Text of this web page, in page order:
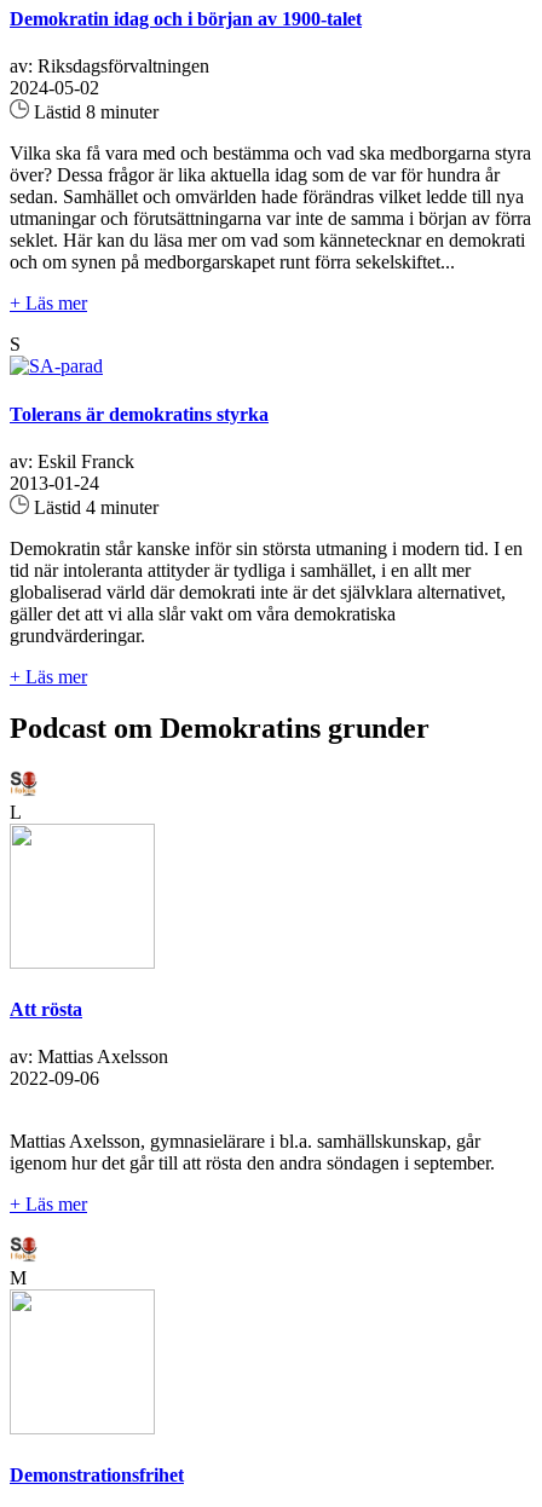
Demokratin idag och i början av 1900-talet
av: Riksdagsförvaltningen
2024-05-02
Lästid 8 minuter
Vilka ska få vara med och bestämma och vad ska medborgarna styra
över? Dessa frågor är lika aktuella idag som de var för hundra år
sedan. Samhället och omvärlden hade förändras vilket ledde till nya
utmaningar och förutsättningarna var inte de samma i början av förra
seklet. Här kan du läsa mer om vad som kännetecknar en demokrati
och om synen på medborgarskapet runt förra sekelskiftet...
+ Läs mer
S
Tolerans är demokratins styrka
av: Eskil Franck
2013-01-24
Lästid 4 minuter
Demokratin står kanske inför sin största utmaning i modern tid. I en
tid när intoleranta attityder är tydliga i samhället, i en allt mer
globaliserad värld där demokrati inte är det självklara alternativet,
gäller det att vi alla slår vakt om våra demokratiska
grundvärderingar.
+ Läs mer
Podcast om Demokratins grunder
L
Att rösta
av: Mattias Axelsson
2022-09-06
Mattias Axelsson, gymnasielärare i bl.a. samhällskunskap, går
igenom hur det går till att rösta den andra söndagen i september.
+ Läs mer
M
Demonstrationsfrihet